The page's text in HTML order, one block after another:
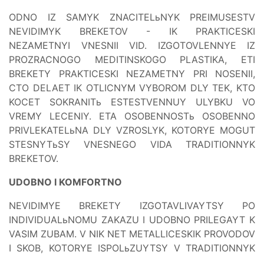
ODNO IZ SAMYK ZNACITELьNYK PREIMUSESTV
NEVIDIMYK BREKETOV - IK PRAKTICESKI
NEZAMETNYI VNESNII VID. IZGOTOVLENNYE IZ
PROZRACNOGO MEDITINSKOGO PLASTIKA, ETI
BREKETY PRAKTICESKI NEZAMETNY PRI NOSENII,
CTO DELAET IK OTLICNYM VYBOROM DLY TEK, KTO
KOCET SOKRANITь ESTESTVENNUY ULYBKU VO
VREMY LECENIY. ETA OSOBENNOSTь OSOBENNO
PRIVLEKATELьNA DLY VZROSLYK, KOTORYE MOGUT
STESNYTьSY VNESNEGO VIDA TRADITIONNYK
BREKETOV.
UDOBNO I KOMFORTNO
NEVIDIMYE BREKETY IZGOTAVLIVAYTSY PO
INDIVIDUALьNOMU ZAKAZU I UDOBNO PRILEGAYT K
VASIM ZUBAM. V NIK NET METALLICESKIK PROVODOV
I SKOB, KOTORYE ISPOLьZUYTSY V TRADITIONNYK